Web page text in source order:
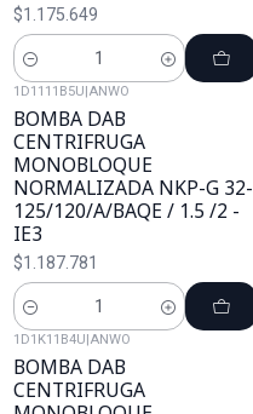
$1.175.649
Cantidad
1D1111B5U ANWO
BOMBA DAB
CENTRIFRUGA
MONOBLOQUE
NORMALIZADA NKP-G 32-
125/120/A/BAQE / 1.5 /2 -
IE3
$1.187.781
Cantidad
1D1K11B4U ANWO
BOMBA DAB
CENTRIFRUGA